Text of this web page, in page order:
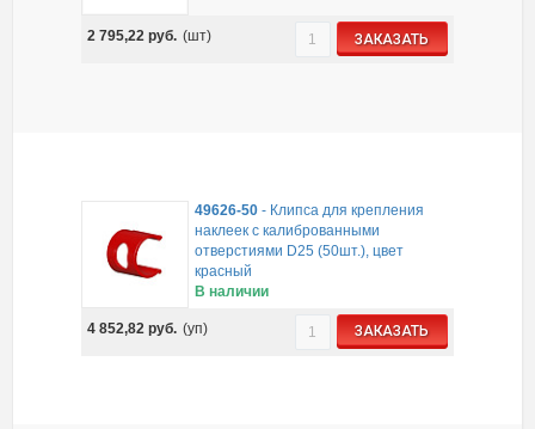
2 795,22руб. (шт) ЗАКАЗАТЬ
49626-50 - Клипса для крепления
наклеек с калиброванными
отверстиями D25 (50шт.), цвет
красный
В наличии
4 852,82руб. (уп) ЗАКАЗАТЬ